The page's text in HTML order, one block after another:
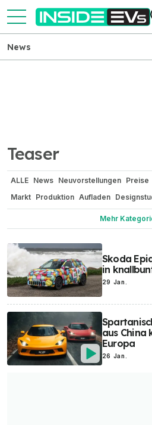
News
Teaser
Mehr
ALLE News Neuvorstellungen Preise
Markt Produktion Aufladen
Reichweite / Stromverbrauch
Elektroauto-Vergleiche Elektro-
China In eigener Sache Gerüchte
Bizarr
Wasserstoff Historie und
Elon Musk Elektro-Luftfahrzeuge
Elektro-Busse
Skoda
in
29 Jan.
aus China
Europa
26 Jan.